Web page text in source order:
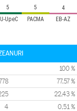
IU-UpeC PACMA EB-AZ
5 5 4
100 %
77,57 %
22,43 %
4 0,51 %